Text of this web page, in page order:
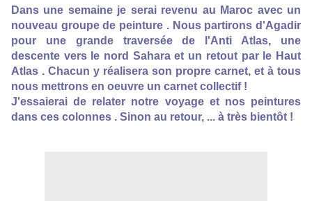
Dans une semaine je serai revenu au Maroc avec un
nouveau groupe de peinture . Nous partirons d'Agadir
pour une grande traversée de l'Anti Atlas, une
descente vers le nord Sahara et un retout par le Haut
Atlas . Chacun y réalisera son propre carnet, et à tous
nous mettrons en oeuvre un carnet collectif !
J'essaierai de relater notre voyage et nos peintures
dans ces colonnes . Sinon au retour, ... à très bientôt !